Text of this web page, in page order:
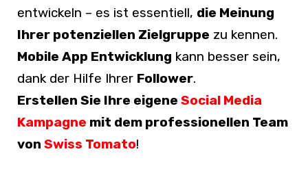
entwickeln – es ist essentiell, die Meinung
Ihrer potenziellen Zielgruppe zu kennen.
Mobile App Entwicklung kann besser sein,
dank der Hilfe Ihrer Follower.
Erstellen Sie Ihre eigene Social Media
Kampagne mit dem professionellen Team
von Swiss Tomato!